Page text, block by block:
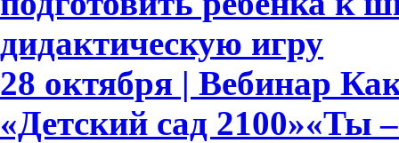
дидактическую игру
28 октября | Вебинар
«Детский сад 2100»«Ты